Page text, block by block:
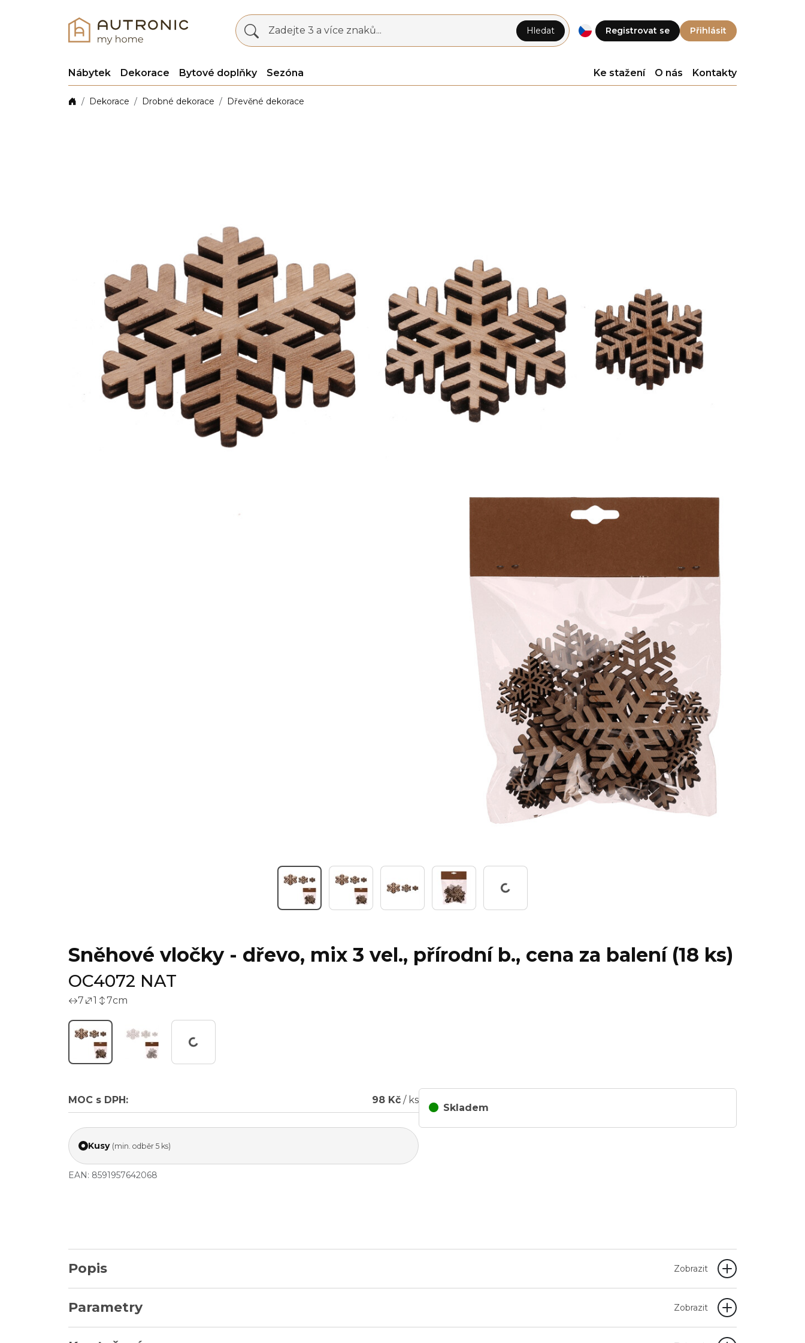
Registrovat se Přihlásit
Zadejte 3 a více znaků... Hledat
Nábytek Dekorace Bytové doplňky Sezóna Ke stažení O nás Kontakty
Dekorace Drobné dekorace Dřevěné dekorace
Pracuji...
Sněhové vločky - dřevo, mix 3 vel., přírodní b., cena za balení (18 ks)
OC4072 NAT
7 1 7cm
Pracuji...
MOC s DPH: 98 Kč / ks
Kusy (min. odběr 5 ks)
EAN: 8591957642068
Skladem
Popis Zobrazit
Parametry Zobrazit